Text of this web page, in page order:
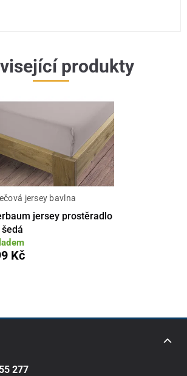
produkty
jersey bavlna
jersey prostěradlo
šedá
Kč
277